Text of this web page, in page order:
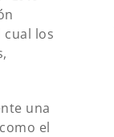
los
una
el